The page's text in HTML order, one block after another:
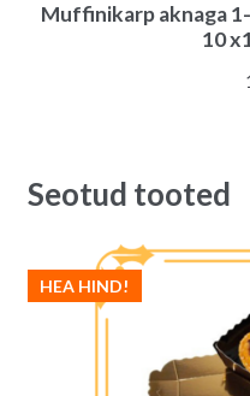
Muffinikarp aknaga
10
Seotud tooted
HEA HIND!